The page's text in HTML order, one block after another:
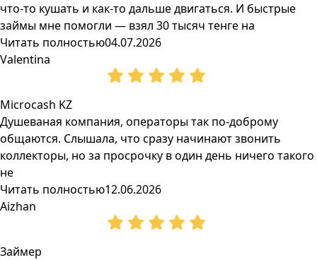
что-то кушать и как-то дальше двигаться. И быстрые
займы мне помогли — взял 30 тысяч тенге на
Читать полностью04.07.2026
Valentina
Microcash KZ
Душеваная компания, операторы так по-доброму
общаются. Слышала, что сразу начинают звонить
коллекторы, но за просрочку в один день ничего такого
не
Читать полностью12.06.2026
Aizhan
Займер